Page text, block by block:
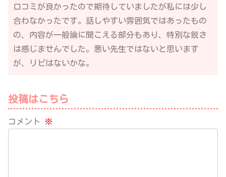
口コミが良かったので期待していましたが私には少し
合わなかったです。話しやすい雰囲気ではあったもの
の、内容が一般論に聞こえる部分もあり、特別な鋭さ
は感じませんでした。悪い先生ではないと思います
が、リピはないかな。
投稿はこちら
コメント ※